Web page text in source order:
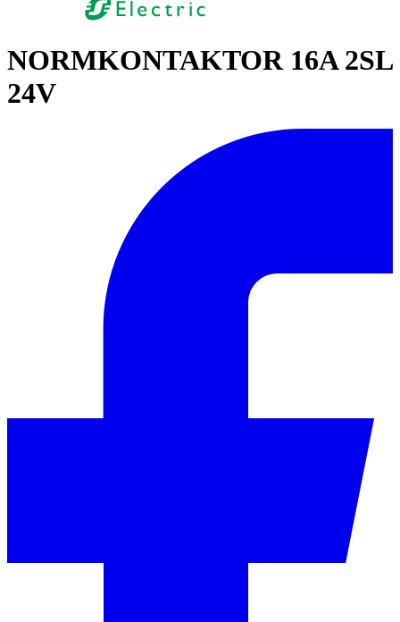
NORMKONTAKTOR 16A 2SL
24V